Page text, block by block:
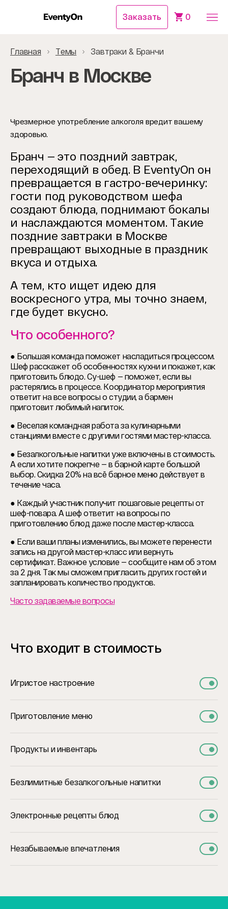
Заказать 0
Главная Темы Завтраки & Бранчи
Бранч в Москве
Чрезмерное употребление алкоголя вредит вашему
здоровью.
Бранч — это поздний завтрак,
переходящий в обед. В EventyOn он
превращается в гастро-вечеринку:
гости под руководством шефа
создают блюда, поднимают бокалы
и наслаждаются моментом. Такие
поздние завтраки в Москве
превращают выходные в праздник
вкуса и отдыха.
А тем, кто ищет идею для
воскресного утра, мы точно знаем,
где будет вкусно.
Что особенного?
● Большая команда поможет насладиться процессом.
Шеф расскажет об особенностях кухни и покажет, как
приготовить блюдо. Су-шеф — поможет, если вы
растерялись в процессе. Координатор мероприятия
ответит на все вопросы о студии, а бармен
приготовит любимый напиток.
● Веселая командная работа за кулинарными
станциями вместе с другими гостями мастер-класса.
● Безалкогольные напитки уже включены в стоимость.
А если хотите покрепче — в барной карте большой
выбор. Скидка 20% на всё барное меню действует в
течение часа.
● Каждый участник получит пошаговые рецепты от
шеф-повара. А шеф ответит на вопросы по
приготовлению блюд даже после мастер-класса.
● Если ваши планы изменились, вы можете перенести
запись на другой мастер-класс или вернуть
сертификат. Важное условие — сообщите нам об этом
за 2 дня. Так мы сможем пригласить других гостей и
запланировать количество продуктов.
Часто задаваемые вопросы
Что входит в стоимость
Игристое настроение
Приготовление меню
Продукты и инвентарь
Безлимитные безалкогольные напитки
Электронные рецепты блюд
Незабываемые впечатления